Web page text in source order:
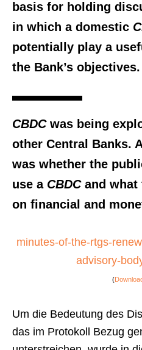
basis for holding
in which a domestic
potentially play a
the Bank’s objectives.
CBDCwas being
other Central Banks.
was whether the
use a CBDCand what
on financial and
minutes-of-the-rtgs-
advisory-
(
Um die Bedeutung des
das im Protokoll Bezug